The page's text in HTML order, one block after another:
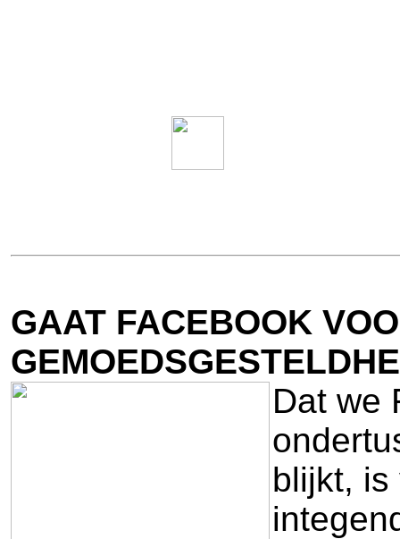
GAAT FACEBOOK
Dat we
blijkt, is